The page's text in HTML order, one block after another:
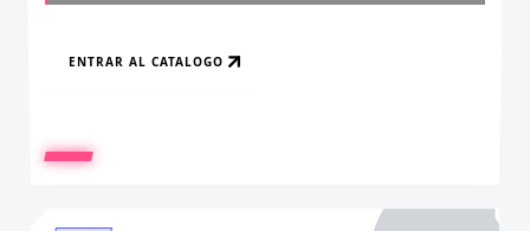
ENTRAR AL CATALOGO
RECARGAR AHORA
VER BENEFICIOS